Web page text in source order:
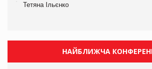
Тетяна Ільєнко
НАЙБЛИЖЧА